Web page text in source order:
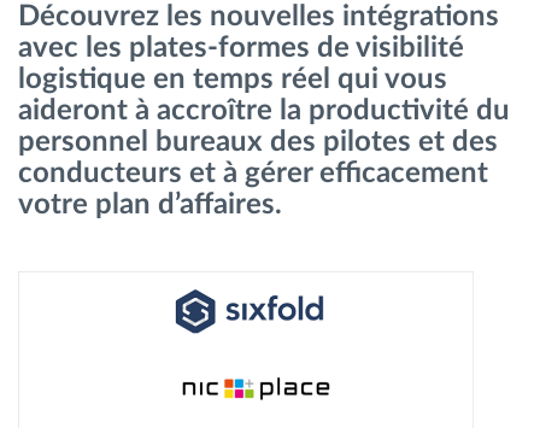
Contrôle d'accès
Gestion de carburant
Planification et suivi d'itinéraire
Identification automatique du conducteur
Comment nous résolvons chaques besoins
Découvrez les nouvelles intégrations
avec les plates-formes de visibilité
logistique en temps réel qui vous
aideront à accroître la productivité du
personnel bureaux des pilotes et des
conducteurs et à gérer efficacement
votre plan d’affaires.